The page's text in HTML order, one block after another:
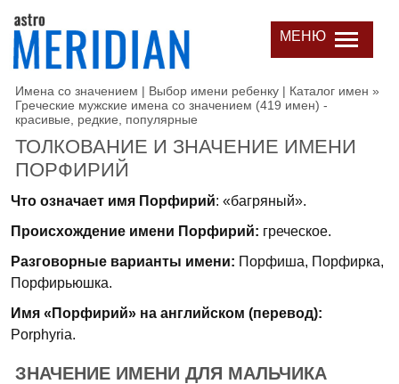
МЕНЮ
Имена со значением | Выбор имени ребенку | Каталог имен »
Греческие мужские имена со значением (419 имен) -
красивые, редкие, популярные
ТОЛКОВАНИЕ И ЗНАЧЕНИЕ ИМЕНИ
ПОРФИРИЙ
Что означает имя Порфирий: «багряный».
Происхождение имени Порфирий: греческое.
Разговорные варианты имени: Порфиша, Порфирка,
Порфирьюшка.
Имя «Порфирий» на английском (перевод):
Porphyria.
ЗНАЧЕНИЕ ИМЕНИ ДЛЯ МАЛЬЧИКА